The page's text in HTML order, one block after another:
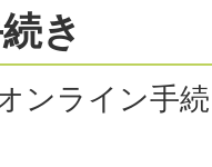
き
ンライン手